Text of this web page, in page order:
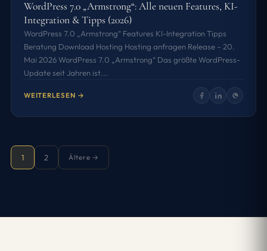
WordPress 7.0 „Armstrong“: Alle neuen Features, KI-
Integration & Tipps (2026)
WordPress 7.0 „Armstrong“ Features KI-Integration Tipps
Beratung Download Hosting Hosting anfragen Release – 20.
Mai 2026 WordPress 7.0 „Armstrong“ Das größte WordPress-
Update seit Jahren ist...
WEITERLESEN →
1 2 Ältere →